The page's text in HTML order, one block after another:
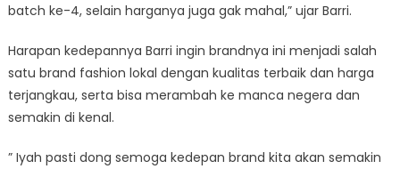
batch ke-4, selain harganya juga gak mahal,” ujar Barri.
Harapan kedepannya Barri ingin brandnya ini menjadi salah
satu brand fashion lokal dengan kualitas terbaik dan harga
terjangkau, serta bisa merambah ke manca negera dan
semakin di kenal.
” Iyah pasti dong semoga kedepan brand kita akan semakin